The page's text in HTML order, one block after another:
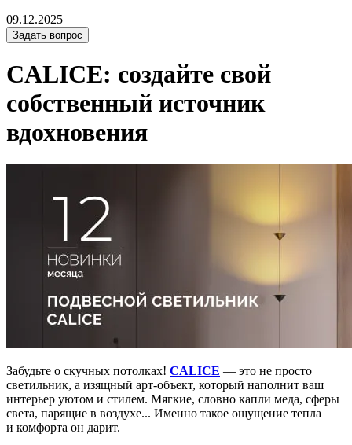
09.12.2025
Задать вопрос
CALICE: создайте свой
собственный источник
вдохновения
Забудьте о скучных потолках! CALICE — это не просто
светильник, а изящный арт-объект, который наполнит ваш
интерьер уютом и стилем. Мягкие, словно капли меда, сферы
света, парящие в воздухе... Именно такое ощущение тепла
и комфорта он дарит.